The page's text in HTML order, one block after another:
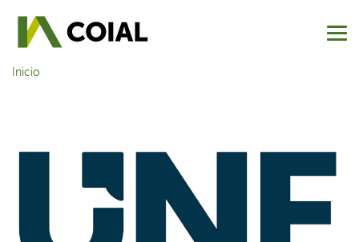
Inicio